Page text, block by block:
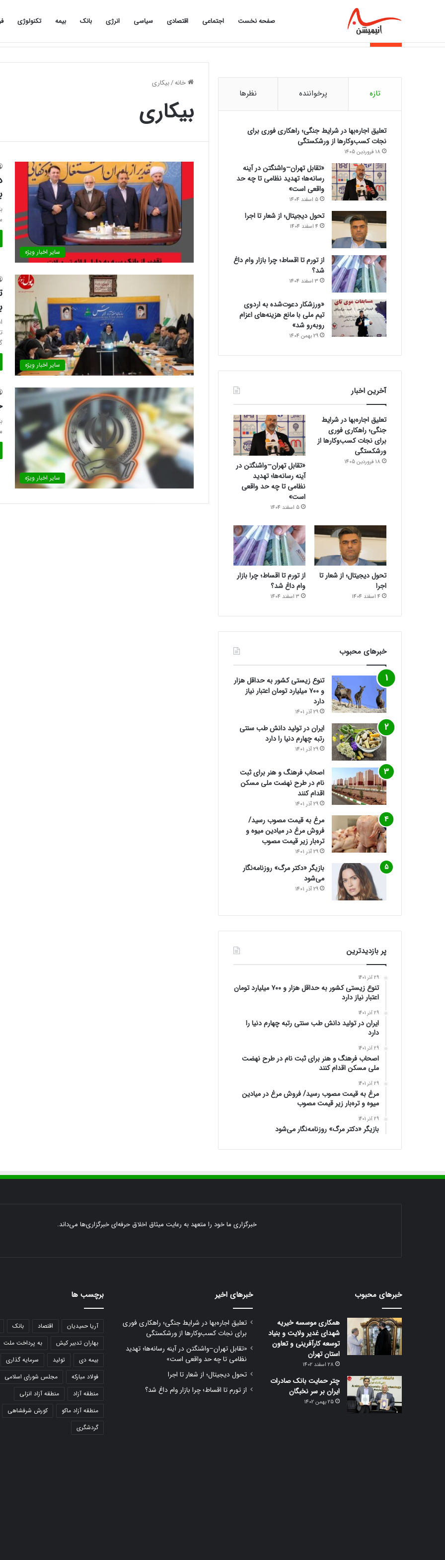
صفحه نخست اجتماعی اقتصادی سیاسی انرژی بانک بیمه تکنولوژی
خبر فوری
از تورم تا اقساط؛ چرا بازار وام داغ شد؟
خانه/بیکاری
بیکاری
سایر اخبار ویژه
سایر اخبار ویژه
سایر اخبار ویژه
تازه پرخواننده نظرها
تعلیق اجاره‌بها در شرایط جنگی؛ راهکاری فوری برای
نجات کسب‌وکارها از ورشکستگی
18 فروردین 1405
«تقابل تهران–واشنگتن در آینه
رسانه‌ها؛ تهدید نظامی تا چه حد
واقعی است»
5 اسفند 1404
تحول دیجیتال؛ از شعار تا اجرا
4 اسفند 1404
از تورم تا اقساط؛ چرا بازار وام داغ
شد؟
3 اسفند 1404
«ورزشکار دعوت‌شده به اردوی
تیم ملی با مانع هزینه‌های اعزام
روبه‌رو شد»
29 بهمن 1404
آخرین اخبار
تعلیق اجاره‌بها در شرایط
جنگی؛ راهکاری فوری
برای نجات کسب‌وکارها از
ورشکستگی
18 فروردین 1405
«تقابل تهران–واشنگتن در
آینه رسانه‌ها؛ تهدید
نظامی تا چه حد واقعی
است»
5 اسفند 1404
تحول دیجیتال؛ از شعار تا
اجرا
4 اسفند 1404
از تورم تا اقساط؛ چرا بازار
وام داغ شد؟
3 اسفند 1404
خبرهای محبوب
تنوع زیستی کشور به حداقل هزار
و ۷۰۰ میلیارد تومان اعتبار نیاز
دارد
29 آذر 1401
ایران در تولید دانش طب سنتی
رتبه چهارم دنیا را دارد
29 آذر 1401
اصحاب فرهنگ و هنر برای ثبت
نام در طرح نهضت ملی مسکن
اقدام کنند
29 آذر 1401
مرغ به قیمت مصوب رسید/
فروش مرغ در میادین میوه و
تره‌بار زیر قیمت مصوب
29 آذر 1401
بازیگر «دکتر مرگ» روزنامه‌نگار
می‌شود
29 آذر 1401
پر بازدیدترین
29 آذر 1401
تنوع زیستی کشور به حداقل هزار و ۷۰۰ میلیارد تومان
اعتبار نیاز دارد
29 آذر 1401
ایران در تولید دانش طب سنتی رتبه چهارم دنیا را
دارد
29 آذر 1401
اصحاب فرهنگ و هنر برای ثبت نام در طرح نهضت
ملی مسکن اقدام کنند
29 آذر 1401
مرغ به قیمت مصوب رسید/ فروش مرغ در میادین
میوه و تره‌بار زیر قیمت مصوب
29 آذر 1401
بازیگر «دکتر مرگ» روزنامه‌نگار می‌شود
خبرگزاری ما خود را متعهد به رعایت میثاق اخلاق حرفه‌ای خبرگزاری‌ها می‌داند.
خبرهای محبوب
همکاری موسسه خیریه
شهدای غدیر ولایت و بنیاد
توسعه کارآفرینی و تعاون
استان تهران
28 اسفند 1402
چتر حمایت بانک صادرات
ایران بر سر نخبگان
25 بهمن 1402
خبرهای اخیر
تعلیق اجاره‌بها در شرایط جنگی؛ راهکاری فوری
برای نجات کسب‌وکارها از ورشکستگی
«تقابل تهران–واشنگتن در آینه رسانه‌ها؛ تهدید
نظامی تا چه حد واقعی است»
تحول دیجیتال؛ از شعار تا اجرا
از تورم تا اقساط؛ چرا بازار وام داغ شد؟
برچسب ها
آریا حمیدیان اقتصاد بانک
بهاران تدبیر کیش
به پرداخت ملت
بیمه دی
تولید سرمایه گذاری
فولاد مبارکه
مجلس شورای اسلامی
منطقه آزاد
منطقه آزاد انزلی
منطقه آزاد ماکو
کورش شرفشاهی
گردشگری